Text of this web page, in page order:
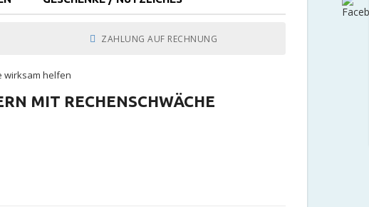
ZAHLUNG AUF RECHNUNG
wirksam helfen
MIT RECHENSCHWÄCHE